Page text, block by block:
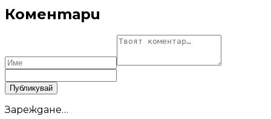
Коментари
Публикувай
Зареждане…